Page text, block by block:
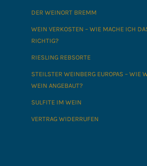
DER WEINORT BREMM
WEIN VERKOSTEN – WIE MACHE ICH
RICHTIG?
RIESLING REBSORTE
STEILSTER WEINBERG EUROPAS – WIE
WEIN ANGEBAUT?
SULFITE IM WEIN
VERTRAG WIDERRUFEN